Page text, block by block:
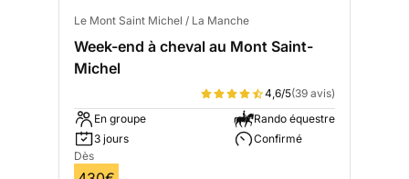
Le Mont Saint Michel / La Manche
Week-end à cheval au Mont Saint-
Michel
4,6/5(39 avis)
En groupe
3 jours
Rando équestre
Confirmé
Dès